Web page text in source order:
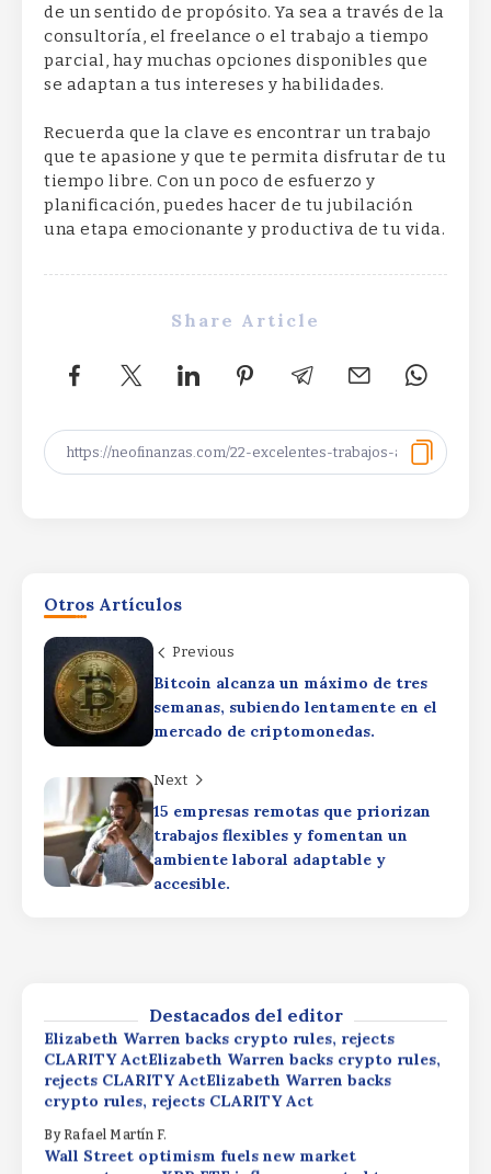
de un sentido de propósito. Ya sea a través de la
consultoría, el freelance o el trabajo a tiempo
parcial, hay muchas opciones disponibles que
se adaptan a tus intereses y habilidades.
Recuerda que la clave es encontrar un trabajo
que te apasione y que te permita disfrutar de tu
tiempo libre. Con un poco de esfuerzo y
planificación, puedes hacer de tu jubilación
una etapa emocionante y productiva de tu vida.
Share Article
Otros Artículos
Previous
Bitcoin alcanza un máximo de tres
semanas, subiendo lentamente en el
mercado de criptomonedas.
Next
15 empresas remotas que priorizan
trabajos flexibles y fomentan un
ambiente laboral adaptable y
accesible.
Destacados del editor
ProfitsProductivity Driving Profits
Rafael Martín F.
Elizabeth Warren backs crypto rules, rejects
CLARITY ActElizabeth Warren backs crypto rules,
rejects CLARITY ActElizabeth Warren backs
crypto rules, rejects CLARITY Act
By Rafael Martín F.
Wall Street optimism fuels new market
momentum as XRP ETF inflows expected to
surpass $1.51 billionWall Street optimism fuels
new market momentum as XRP ETF inflows
expected to surpass $1.51 billionWall Street
Elizabeth Warren backs crypto rules, rejects
CLARITY ActElizabeth Warren backs crypto rules,
rejects CLARITY ActElizabeth Warren backs
crypto rules, rejects CLARITY Act
By Rafael Martín F.
Wall Street optimism fuels new market